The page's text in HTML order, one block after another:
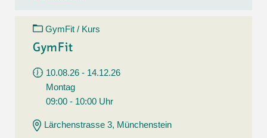
GymFit / Kurs
GymFit
10.08.26 - 14.12.26
Montag
09:00 - 10:00 Uhr
Lärchenstrasse 3, Münchenstein